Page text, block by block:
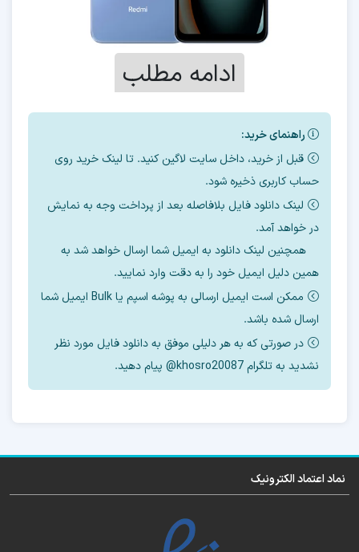
آموزش رایگان حذف frp و
می اکانت ردمی A3x
در اینجا چند روش برای حذفFRPو اکانت
شیائومی این مدل را با ابزارهای مختلف آموزش
میدهیم.
اگر دانش فنی استفاده از ابزار ها را ندارید پیشنهاد
دائمی اکانت شیائومی
گوشی را باید توسط تست پوینت زیر به سیستم
ادامه مطلب
راهنمای خرید:
قبل از خرید، داخل سایت لاگین کنید. تا لینک خرید روی
حساب کاربری ذخیره شود.
لینک دانلود فایل بلافاصله بعد از پرداخت وجه به نمایش
در خواهد آمد.
همچنین لینک دانلود به ایمیل شما ارسال خواهد شد به
همین دلیل ایمیل خود را به دقت وارد نمایید.
ممکن است ایمیل ارسالی به پوشه اسپم یا Bulk ایمیل شما
ارسال شده باشد.
در صورتی که به هر دلیلی موفق به دانلود فایل مورد نظر
نشدید به تلگرام khosro20087@ پیام دهید.
نماد اعتماد الکترونیک